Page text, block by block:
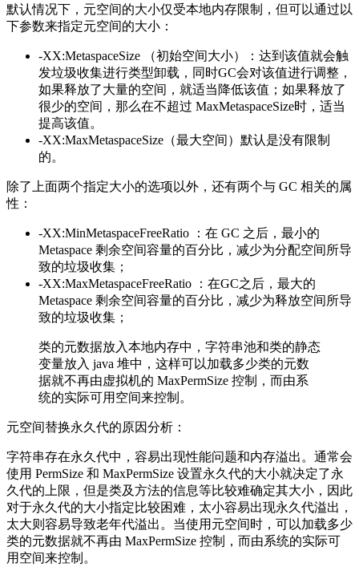
默认情况下，元空间的大小仅受本地内存限制，但可以通过以
下参数来指定元空间的大小：
-XX:MetaspaceSize （初始空间大小）：达到该值就会触
发垃圾收集进行类型卸载，同时GC会对该值进行调整，
如果释放了大量的空间，就适当降低该值；如果释放了
很少的空间，那么在不超过 MaxMetaspaceSize时，适当
提高该值。
-XX:MaxMetaspaceSize（最大空间）默认是没有限制
的。
除了上面两个指定大小的选项以外，还有两个与 GC 相关的属
性：
-XX:MinMetaspaceFreeRatio ：在 GC 之后，最小的
Metaspace 剩余空间容量的百分比，减少为分配空间所导
致的垃圾收集；
-XX:MaxMetaspaceFreeRatio ：在GC之后，最大的
Metaspace 剩余空间容量的百分比，减少为释放空间所导
致的垃圾收集；
类的元数据放入本地内存中，字符串池和类的静态
变量放入 java 堆中，这样可以加载多少类的元数
据就不再由虚拟机的 MaxPermSize 控制，而由系
统的实际可用空间来控制。
元空间替换永久代的原因分析：
字符串存在永久代中，容易出现性能问题和内存溢出。通常会
使用 PermSize 和 MaxPermSize 设置永久代的大小就决定了永
久代的上限，但是类及方法的信息等比较难确定其大小，因此
对于永久代的大小指定比较困难，太小容易出现永久代溢出，
太大则容易导致老年代溢出。当使用元空间时，可以加载多少
类的元数据就不再由 MaxPermSize 控制，而由系统的实际可
用空间来控制。